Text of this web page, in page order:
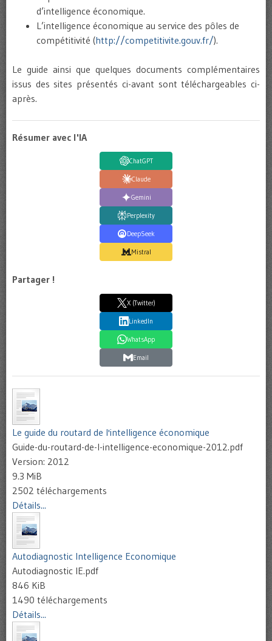
d’intelligence économique.
L’intelligence économique au service des pôles de
compétitivité (http://competitivite.gouv.fr/).
Le guide ainsi que quelques documents complémentaires
issus des sites présentés ci-avant sont téléchargeables ci-
après.
Résumer avec l'IA
ChatGPT
Claude
Gemini
Perplexity
DeepSeek
Mistral
Partager !
X (Twitter)
LinkedIn
WhatsApp
Email
Le guide du routard de l'intelligence économique
Guide-du-routard-de-l-intelligence-economique-2012.pdf
Version: 2012
9.3 MiB
2502 téléchargements
Détails...
Autodiagnostic Intelligence Economique
Autodiagnostic IE.pdf
846 KiB
1490 téléchargements
Détails...